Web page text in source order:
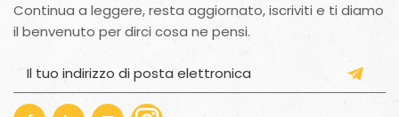
Continua a leggere, resta aggiornato, iscriviti e ti diamo
il benvenuto per dirci cosa ne pensi.